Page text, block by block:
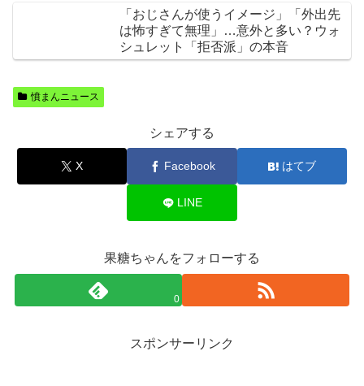
「おじさんが使うイメージ」「外出先
は怖すぎて無理」…意外と多い？ウォ
シュレット「拒否派」の本音
憤まんニュース
シェアする
X Facebook はてブ
LINE
果糖ちゃんをフォローする
0
スポンサーリンク